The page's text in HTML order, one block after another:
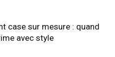
case sur mesure : quand
avec style